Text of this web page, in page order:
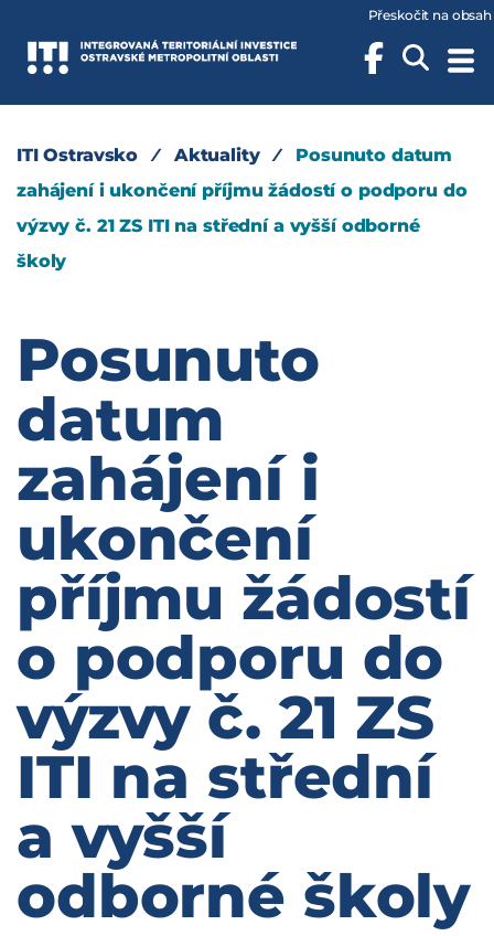
Přeskočit na obsah
ITI Ostravsko ⁄ Aktuality ⁄
Posunuto datum
zahájení i ukončení příjmu žádostí o podporu do
výzvy č. 21 ZS ITI na střední a vyšší odborné
školy
Posunuto
datum
zahájení i
ukončení
příjmu žádostí
o podporu do
výzvy č. 21 ZS
ITI na střední
a vyšší
odborné školy